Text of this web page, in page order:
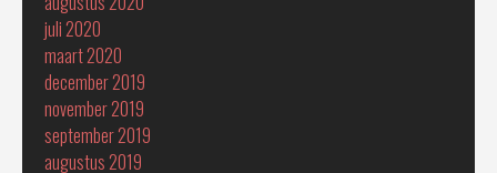
juli 2020
maart 2020
december 2019
november 2019
september 2019
augustus 2019